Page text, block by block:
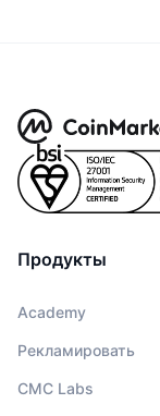
Продукты
Academy
Рекламировать
CMC Labs